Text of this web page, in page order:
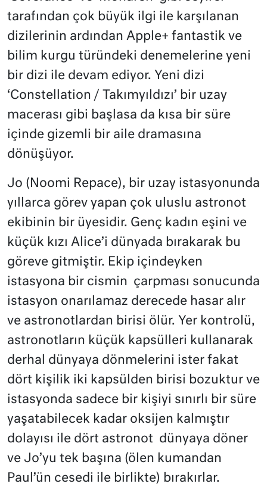
tarafından çok büyük ilgi ile karşılanan
dizilerinin ardından Apple+ fantastik ve
bilim kurgu türündeki denemelerine yeni
bir dizi ile devam ediyor. Yeni dizi
‘Constellation / Takımyıldızı’ bir uzay
macerası gibi başlasa da kısa bir süre
içinde gizemli bir aile dramasına
dönüşüyor.
Jo (Noomi Repace), bir uzay istasyonunda
yıllarca görev yapan çok uluslu astronot
ekibinin bir üyesidir. Genç kadın eşini ve
küçük kızı Alice’i dünyada bırakarak bu
göreve gitmiştir. Ekip içindeyken
istasyona bir cismin çarpması sonucunda
istasyon onarılamaz derecede hasar alır
ve astronotlardan birisi ölür. Yer kontrolü,
astronotların küçük kapsülleri kullanarak
derhal dünyaya dönmelerini ister fakat
dört kişilik iki kapsülden birisi bozuktur ve
istasyonda sadece bir kişiyi sınırlı bir süre
yaşatabilecek kadar oksijen kalmıştır
dolayısı ile dört astronot dünyaya döner
ve Jo’yu tek başına (ölen kumandan
Paul’ün cesedi ile birlikte) bırakırlar.